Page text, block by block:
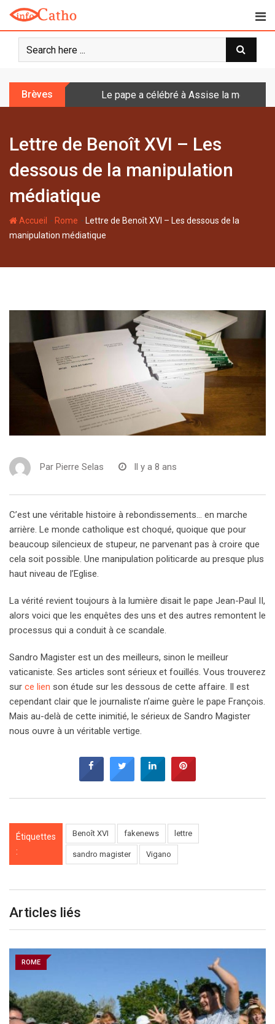
o
Brèves Le pape a célébré à Assise la messe
Lettre de Benoît XVI – Les
dessous de la manipulation
médiatique
Accueil - Rome - Lettre de Benoît XVI – Les dessous de la
manipulation médiatique
Par Pierre Selas Il y a 8 ans
C’est une véritable histoire à rebondissements… en marche
arrière. Le monde catholique est choqué, quoique que pour
beaucoup silencieux de stupeur, ne parvenant pas à croire que
cela soit possible. Une manipulation politicarde au presque plus
haut niveau de l’Eglise.
La vérité revient toujours à la lumière disait le pape Jean-Paul II,
alors voici que les enquêtes des uns et des autres remontent le
processus qui a conduit à ce scandale.
Sandro Magister est un des meilleurs, sinon le meilleur
vaticaniste. Ses articles sont sérieux et fouillés. Vous trouverez
sur ce lien son étude sur les dessous de cette affaire. Il est
cependant clair que le journaliste n’aime guère le pape François.
Mais au-delà de cette inimitié, le sérieux de Sandro Magister
nous ouvre à un véritable vertige.
Étiquettes
:
Benoît XVI fakenews lettre
sandro magister Vigano
Articles liés
ROME